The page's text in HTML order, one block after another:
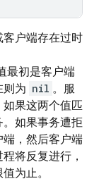
户端存在过时
最初是客户端
则为 nil 。服
果这两个值匹
如果事务遭拒
，然后客户端
将反复进行，
为止。